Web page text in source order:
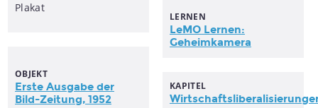
Plakat
LERNEN
LeMO Lernen:
Geheimkamera
OBJEKT
Erste Ausgabe der
Bild-Zeitung, 1952
KAPITEL